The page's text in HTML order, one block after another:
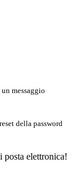
messaggio
della password
posta elettronica!